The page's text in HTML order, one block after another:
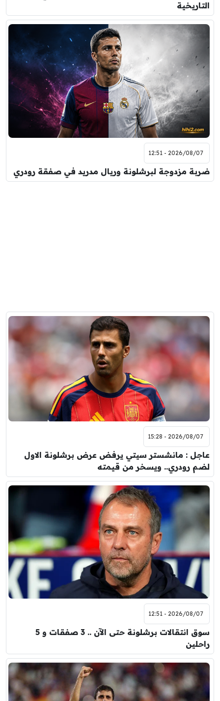
التاريخية
2026/08/07 - 12:51
ضربة مزدوجة لبرشلونة وريال مدريد في صفقة رودري
2026/08/07 - 15:28
عاجل : مانشستر سيتي يرفض عرض برشلونة الاول
لضم رودري.. ويسخر من قيمته
2026/08/07 - 12:51
سوق انتقالات برشلونة حتى الآن .. 3 صفقات و 5
راحلين